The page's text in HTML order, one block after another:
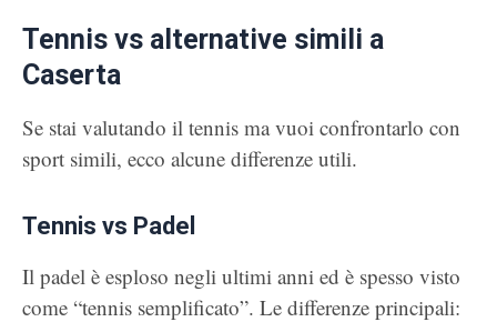
Tennis vs alternative simili a
Caserta
Se stai valutando il tennis ma vuoi confrontarlo con
sport simili, ecco alcune differenze utili.
Tennis vs Padel
Il padel è esploso negli ultimi anni ed è spesso visto
come “tennis semplificato”. Le differenze principali: